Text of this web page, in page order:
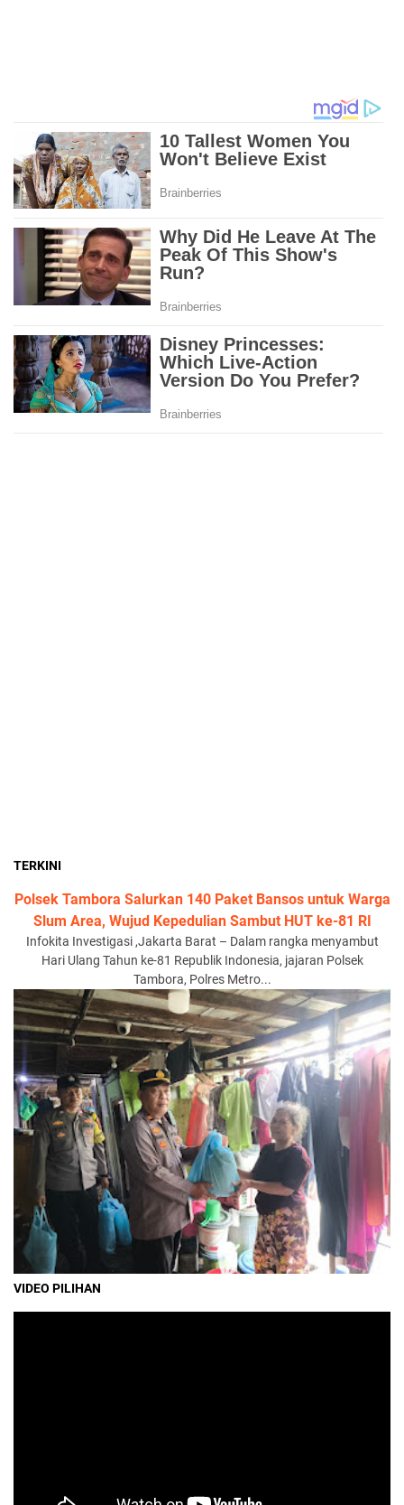
TERKINI
Polsek Tambora Salurkan 140 Paket Bansos untuk Warga
Slum Area, Wujud Kepedulian Sambut HUT ke-81 RI
Infokita Investigasi ,Jakarta Barat – Dalam rangka menyambut
Hari Ulang Tahun ke-81 Republik Indonesia, jajaran Polsek
Tambora, Polres Metro...
VIDEO PILIHAN